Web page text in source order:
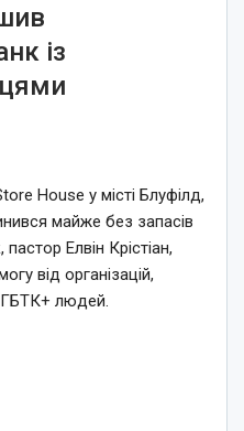
із
House у місті Блуфілд,
майже без запасів
Елвін Крістіан,
від організацій,
людей.